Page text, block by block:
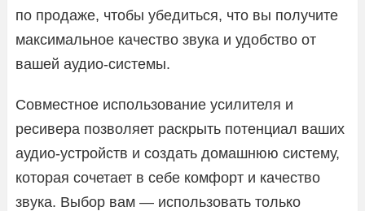
по продаже, чтобы убедиться, что вы получите
максимальное качество звука и удобство от
вашей аудио-системы.
Совместное использование усилителя и
ресивера позволяет раскрыть потенциал ваших
аудио-устройств и создать домашнюю систему,
которая сочетает в себе комфорт и качество
звука. Выбор вам — использовать только